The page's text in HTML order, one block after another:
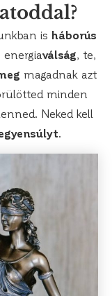
is háborús
energiaválság, te,
magadnak azt
minden
Neked kell
.